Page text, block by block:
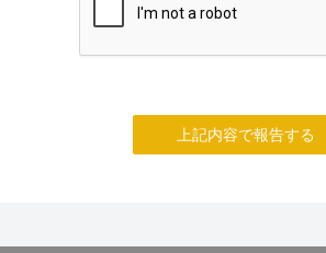
上記内容で報告する